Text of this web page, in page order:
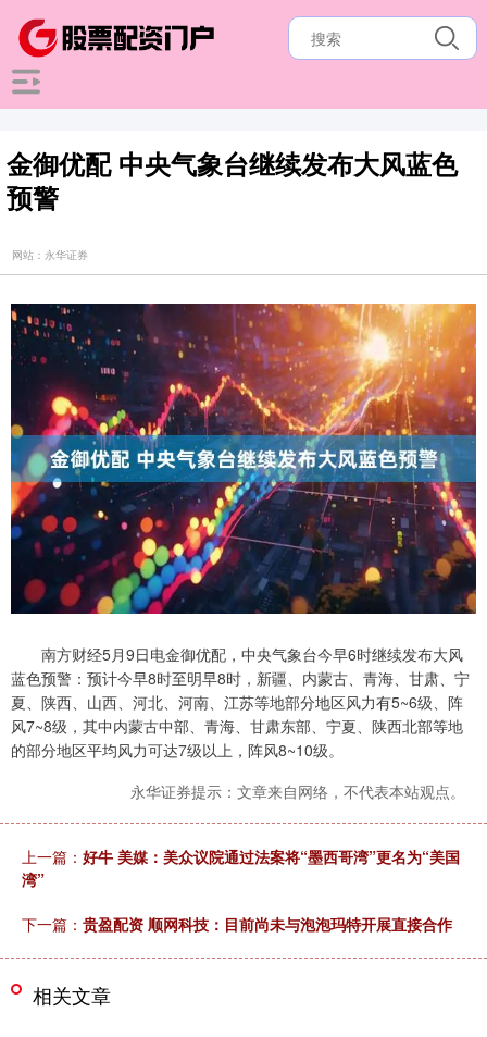
金御优配 中央气象台继续发布大风蓝色
预警
网站：永华证券
南方财经5月9日电金御优配，中央气象台今早6时继续发布大风
蓝色预警：预计今早8时至明早8时，新疆、内蒙古、青海、甘肃、宁
夏、陕西、山西、河北、河南、江苏等地部分地区风力有5~6级、阵
风7~8级，其中内蒙古中部、青海、甘肃东部、宁夏、陕西北部等地
的部分地区平均风力可达7级以上，阵风8~10级。
永华证券提示：文章来自网络，不代表本站观点。
上一篇： 好牛 美媒：美众议院通过法案将“墨西哥湾”更名为“美国
湾”
下一篇： 贵盈配资 顺网科技：目前尚未与泡泡玛特开展直接合作
相关文章